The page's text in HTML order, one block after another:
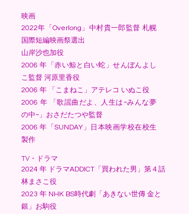
映画
2022年「Overlong」中村貴一郎監督 札幌
国際短編映画祭選出
山岸沙也加役
2006 年「赤い鯨と白い蛇」せんぼんよし
こ監督 河原里香役
2006 年 「こまねこ」アテレコ いぬこ役
2006 年 「歌謡曲だよ、人生は~みんな夢
の中~」おさだたつや監督
2006 年「SUNDAY」日本映画学校在校生
製作
​TV・ドラマ
2024 年 ドラマADDICT「買われた男」第４話
林まさこ役
2023 年 NHK BS時代劇「あきない世傳 金と
銀」お駒役